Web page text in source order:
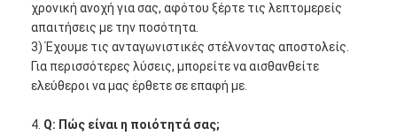
χρονική ανοχή για σας, αφότου ξέρτε τις λεπτομερείς
απαιτήσεις με την ποσότητα.
3) Έχουμε τις ανταγωνιστικές στέλνοντας αποστολείς.
Για περισσότερες λύσεις, μπορείτε να αισθανθείτε
ελεύθεροι να μας έρθετε σε επαφή με.
4. Q: Πώς είναι η ποιότητά σας;